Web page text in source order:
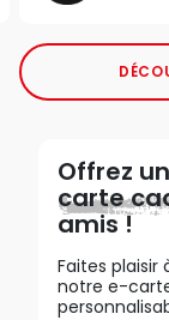
Offrez
carte
amis !
Faites plaisir
notre e-